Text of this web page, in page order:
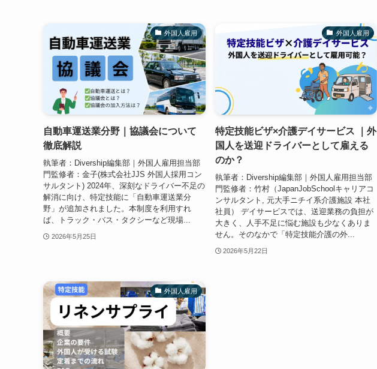
外国人雇用
自動車運送業分野｜協議会について
徹底解説
執筆者：Divership編集部｜外国人雇用担当部
門監修者：金子(株式会社JJS 外国人採用コン
サルタント) 2024年、深刻なドライバー不足の
解消に向け、特定技能に「自動車運送業分
野」が追加されました。本制度を利用すれ
ば、トラック・バス・タクシーなど現場...
2026年5月25日
外国人雇用
特定技能ビザ×介護デイサービス ｜外
国人を送迎ドライバーとして雇える
のか？
執筆者：Divership編集部｜外国人雇用担当部
門監修者：竹村（JapanJobSchoolキャリアコ
ンサルタント, 元大手ニチイ系介護施設 本社
社員） デイサービスでは、送迎業務の負担が
大きく、人手不足に悩む施設も少なくありま
せん。そのなかで「特定技能介護の外...
2026年5月22日
外国人雇用